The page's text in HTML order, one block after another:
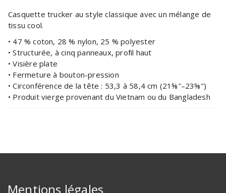
Casquette trucker au style classique avec un mélange de
tissu cool.
• 47 % coton, 28 % nylon, 25 % polyester
• Structurée, à cinq panneaux, profil haut
• Visière plate
• Fermeture à bouton-pression
• Circonférence de la tête : 53,3 à 58,4 cm (21⅝″–23⅝″)
• Produit vierge provenant du Vietnam ou du Bangladesh
Mentions légales